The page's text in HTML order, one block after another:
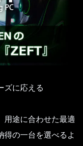
ズに応える
用途に合わせた最適
得の一台を選べるよ